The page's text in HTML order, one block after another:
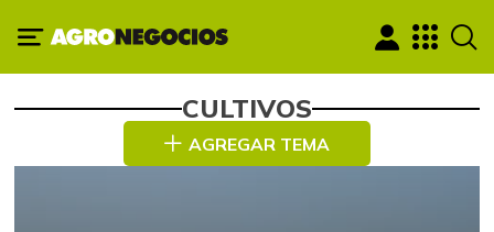
CULTIVOS
AGREGAR TEMA